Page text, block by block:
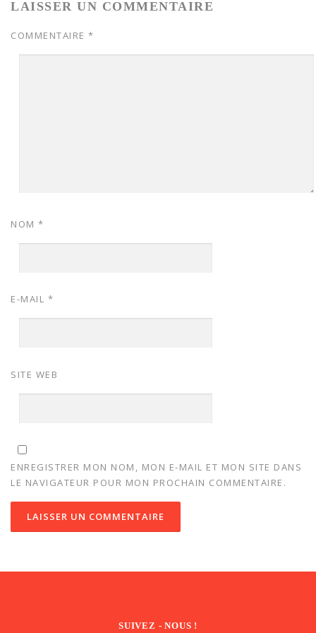
LAISSER UN COMMENTAIRE
COMMENTAIRE *
NOM *
E-MAIL *
SITE WEB
ENREGISTRER MON NOM, MON E-MAIL ET MON SITE DANS
LE NAVIGATEUR POUR MON PROCHAIN COMMENTAIRE.
SUIVEZ - NOUS !